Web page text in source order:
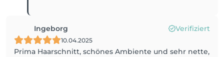
Ingeborg Verifiziert
10.04.2025
Prima Haarschnitt, schönes Ambiente und sehr nette,